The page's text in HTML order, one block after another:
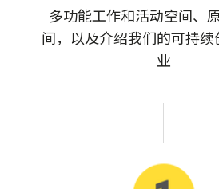
多功能工作和活动空间、
间，以及介绍我们的可持续
业